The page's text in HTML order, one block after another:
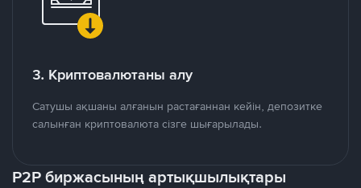
3. Криптовалютаны алу
Сатушы ақшаны алғанын растағаннан кейін, депозитке
салынған криптовалюта сізге шығарылады.
P2P биржасының артықшылықтары